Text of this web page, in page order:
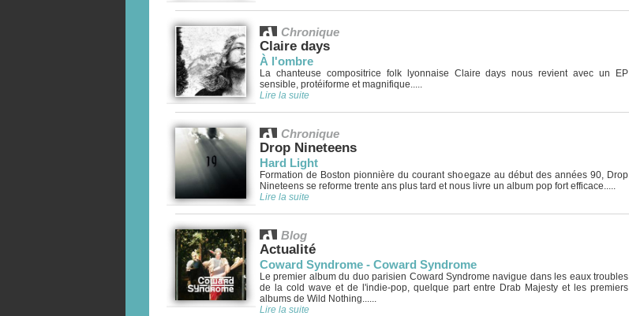
Chronique
Claire days
À l'ombre
La chanteuse compositrice folk lyonnaise Claire days nous revient avec un EP
sensible, protéiforme et magnifique.....
Lire la suite
Chronique
Drop Nineteens
Hard Light
Formation de Boston pionnière du courant shoegaze au début des années 90, Drop
Nineteens se reforme trente ans plus tard et nous livre un album pop fort efficace.....
Lire la suite
Blog
Actualité
Coward Syndrome - Coward Syndrome
Le premier album du duo parisien Coward Syndrome navigue dans les eaux troubles
de la cold wave et de l'indie-pop, quelque part entre Drab Majesty et les premiers
albums de Wild Nothing......
Lire la suite